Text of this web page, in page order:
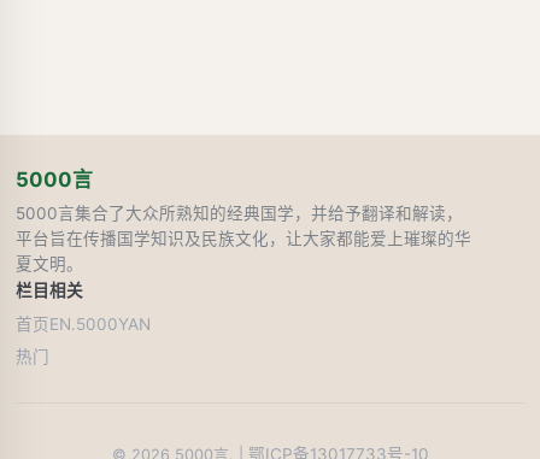
5000言
5000言集合了大众所熟知的经典国学，并给予翻译和解读，
平台旨在传播国学知识及民族文化，让大家都能爱上璀璨的华
夏文明。
栏目
首页
热门
相关
EN.5000YAN
© 2026 5000言. | 鄂ICP备13017733号-10